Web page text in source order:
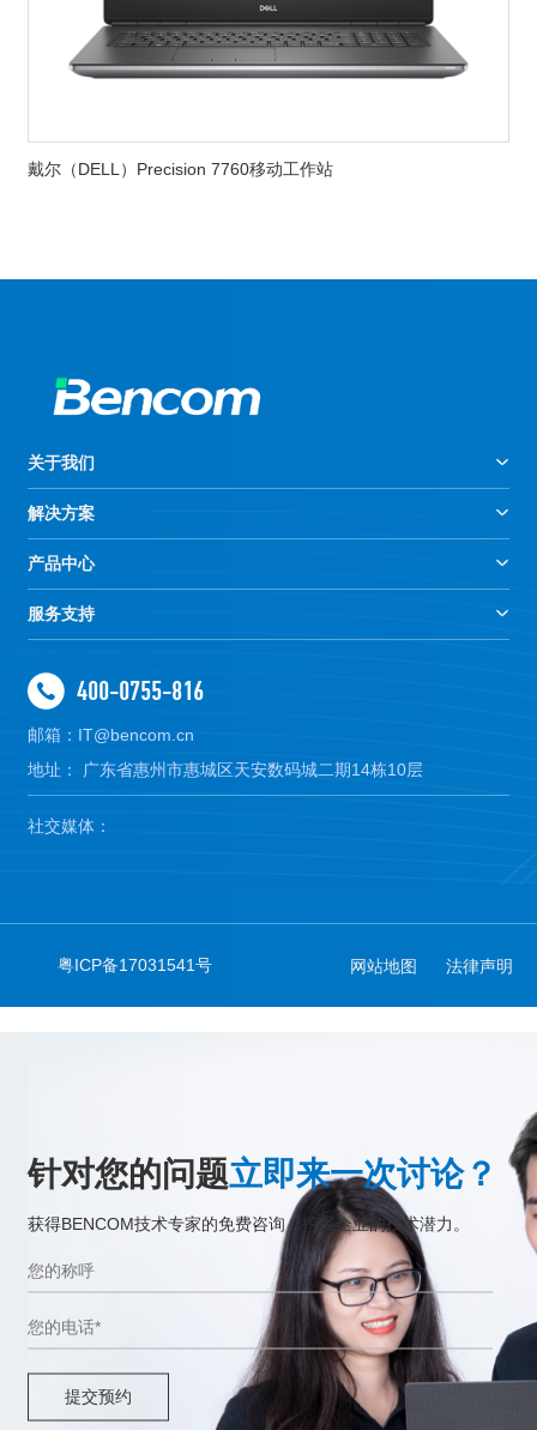
戴尔（DELL）Precision 7760移动工作站
关于我们
解决方案
产品中心
服务支持
400-0755-816
邮箱：IT@bencom.cn
地址： 广东省惠州市惠城区天安数码城二期14栋10层
社交媒体：
粤ICP备17031541号 网站地图 法律声明
针对您的问题立即来一次讨论？
获得BENCOM技术专家的免费咨询，挖掘企业的技术潜力。
提交预约